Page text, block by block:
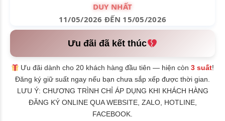
DUY NHẤT
11/05/2026 ĐẾN 15/05/2026
Ưu đãi đã kết thúc
Ưu đãi dành cho 20 khách hàng đầu tiên — hiện còn3 suất!
Đăng ký giữ suất ngay nếu bạn chưa sắp xếp được thời gian.
LƯU Ý: CHƯƠNG TRÌNH CHỈ ÁP DỤNG KHI KHÁCH HÀNG
ĐĂNG KÝ ONLINE QUA WEBSITE, ZALO, HOTLINE,
FACEBOOK.